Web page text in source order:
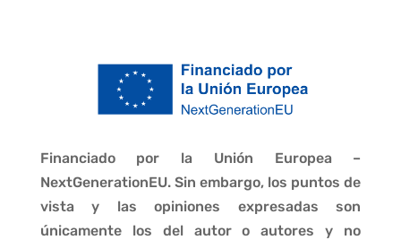
Financiado por la Unión Europea –
NextGenerationEU. Sin embargo, los puntos de
vista y las opiniones expresadas son
únicamente los del autor o autores y no